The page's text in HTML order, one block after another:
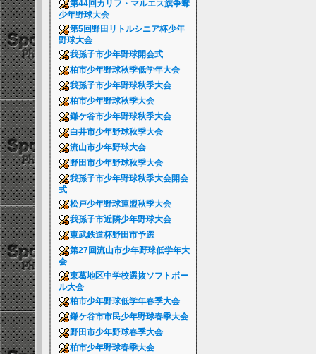
第44回カリフ・マルエス旗争奪
少年野球大会
第5回野田リトルシニア杯少年
野球大会
我孫子市少年野球開会式
柏市少年野球秋季低学年大会
我孫子市少年野球秋季大会
柏市少年野球秋季大会
鎌ケ谷市少年野球秋季大会
白井市少年野球秋季大会
流山市少年野球大会
野田市少年野球秋季大会
我孫子市少年野球秋季大会開会
式
松戸少年野球連盟秋季大会
我孫子市近隣少年野球大会
東武鉄道杯野田市予選
第27回流山市少年野球低学年大
会
東葛地区中学校選抜ソフトボー
ル大会
柏市少年野球低学年春季大会
鎌ケ谷市市民少年野球春季大会
野田市少年野球春季大会
柏市少年野球春季大会